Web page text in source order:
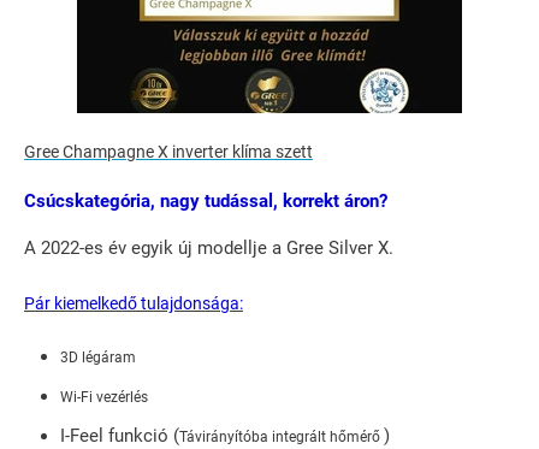
Gree Champagne X inverter klíma szett
Csúcskategória, nagy tudással, korrekt áron?
A 2022-es év egyik új modellje a Gree Silver X.
Pár kiemelkedő tulajdonsága:
3D légáram
Wi-Fi vezérlés
I-Feel funkció (Távirányítóba integrált hőmérő )